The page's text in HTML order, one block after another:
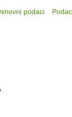
podaci